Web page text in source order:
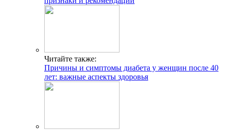
Читайте также:
Причины и симптомы диабета у женщин после 40
лет: важные аспекты здоровья